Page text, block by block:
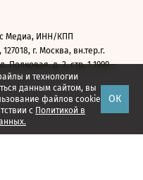
и технологии
данным сайтом, вы
файлов cookie
с Политикой в
ОК
Медиа, ИНН/КПП
127018, г. Москва, вн.тер.г.
Полковая, д. 3, стр. 1 1999—